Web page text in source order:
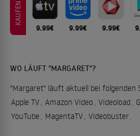
KAUFEN
9.99€ 9.99€ 9.99€
WO LÄUFT "MARGARET"?
"Margaret" läuft aktuell bei folgenden
Apple TV, Amazon Video , Videoload ,
YouTube , MagentaTV, Videobuster.